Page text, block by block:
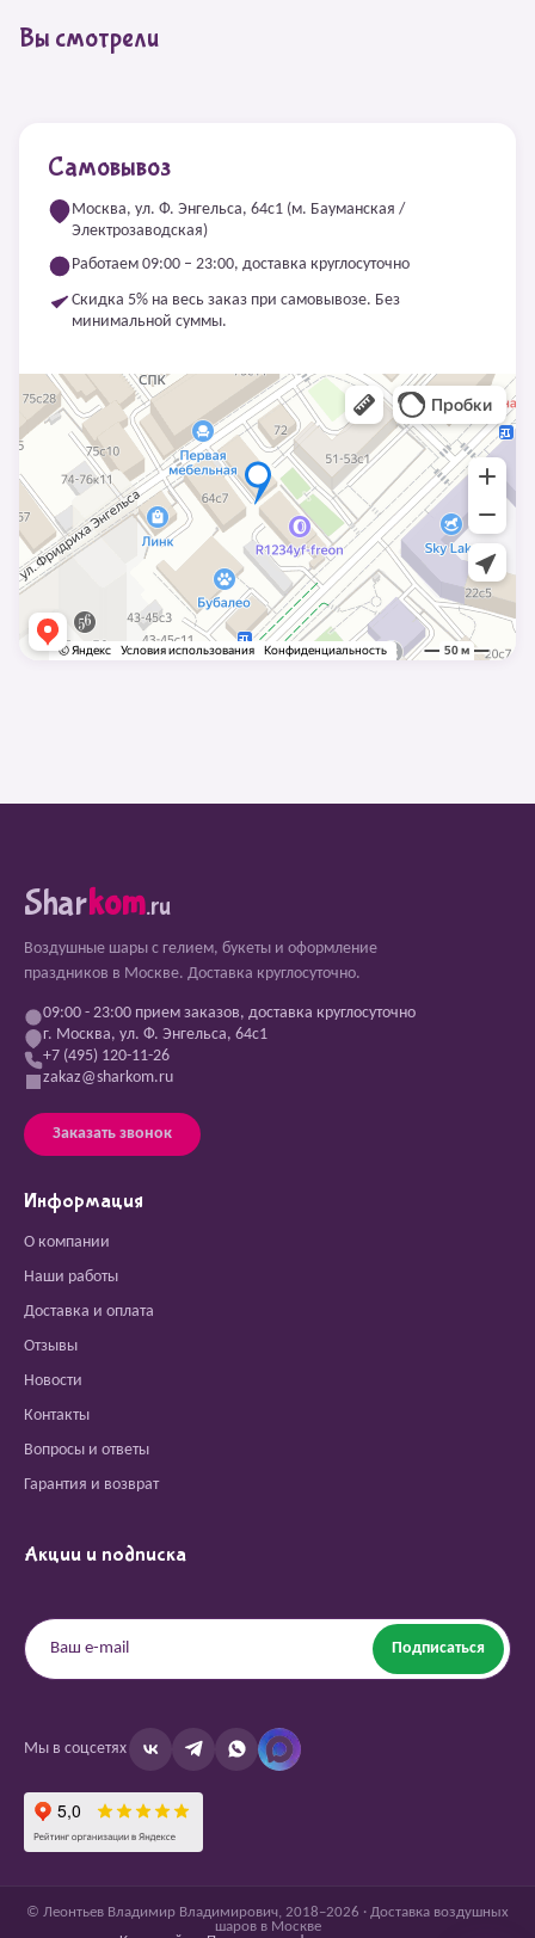
Вы смотрели
Самовывоз
Москва, ул. Ф. Энгельса, 64с1 (м. Бауманская /
Электрозаводская)
Работаем 09:00 – 23:00, доставка круглосуточно
Скидка 5% на весь заказ при самовывозе. Без
минимальной суммы.
Sharkom.ru
Воздушные шары с гелием, букеты и оформление
праздников в Москве. Доставка круглосуточно.
09:00 - 23:00 прием заказов, доставка круглосуточно
г. Москва, ул. Ф. Энгельса, 64с1
+7 (495) 120-11-26
zakaz@sharkom.ru
Заказать звонок
Информация
О компании
Наши работы
Доставка и оплата
Отзывы
Новости
Контакты
Вопросы и ответы
Гарантия и возврат
Акции и подписка
Подписаться
Мы в соцсетях
© Леонтьев Владимир Владимирович, 2018–2026 · Доставка воздушных
шаров в Москве